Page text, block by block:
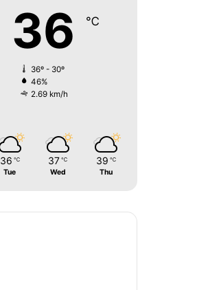
36 ℃
36º - 30º
46%
2.69 km/h
36 ℃
Tue
37 ℃
Wed
39 ℃
Thu